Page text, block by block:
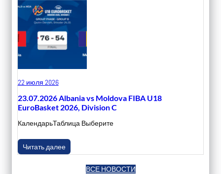
22 июля 2026
23.07.2026 Albania vs Moldova FIBA U18
EuroBasket 2026, Division C
КалендарьТаблица Выберите
Читать далее
ВСЕ НОВОСТИ